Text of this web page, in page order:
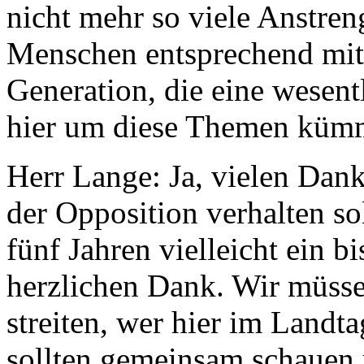
nicht mehr so viele
Menschen entsprechend
Generation, die eine
hier um diese Themen
Herr Lange: Ja, vielen
der Opposition verhalten
fünf Jahren vielleicht ein
herzlichen Dank. Wir
streiten, wer hier im